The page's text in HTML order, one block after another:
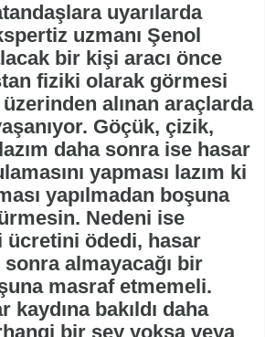
uyarılarda
uzmanı Şenol
bir kişi aracı önce
fiziki olarak görmesi
alınan araçlarda
Göçük, çizik,
daha sonra ise hasar
yapması lazım ki
yapılmadan boşuna
Nedeni ise
ücretini ödedi, hasar
sonra almayacağı bir
masraf etmemeli.
kaydına bakıldı daha
bir şey yoksa veya